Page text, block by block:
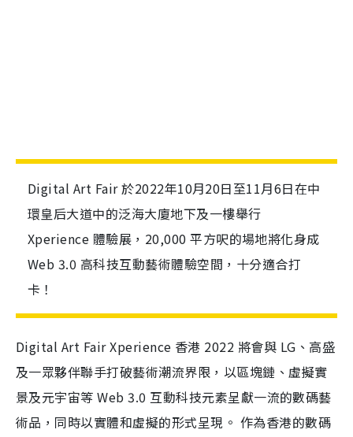
Digital Art Fair 於2022年10月20日至11月6日在中
環皇后大道中的泛海大廈地下及一樓舉行
Xperience 體驗展，20,000 平方呎的場地將化身成
Web 3.0 高科技互動藝術體驗空間，十分適合打
卡！
Digital Art Fair Xperience 香港 2022 將會與 LG、高盛
及一眾夥伴聯手打破藝術潮流界限，以區塊鏈、虛擬實
景及元宇宙等 Web 3.0 互動科技元素呈獻一流的數碼藝
術品，同時以實體和虛擬的形式呈現。 作為香港的數碼